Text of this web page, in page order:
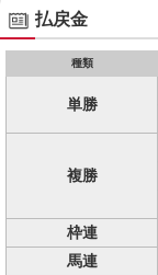
払戻金
種類
単勝
複勝
枠連
馬連